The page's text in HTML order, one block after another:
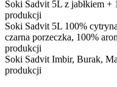
Soki Sadvit 5L z jabłkiem +
produkcji
Soki Sadvit 5L 100%
czarna porzeczka, 100%
produkcji
Soki Sadvit Imbir, Burak,
produkcji